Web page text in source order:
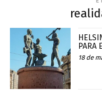
PARA
18 de